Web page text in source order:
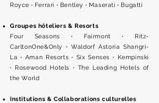
Royce · Ferrari · Bentley · Maserati· Bugatti
Groupes hôteliers & Resorts
Four Seasons· Fairmont· Ritz-
CarltonOne&Only ·Waldorf Astoria Shangri-
La· Aman Resorts· Six Senses·
Kempinski
· Rosewood Hotels · The Leading Hotels of
the World
Institutions & Collaborations culturelles